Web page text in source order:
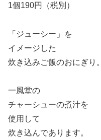
1個190円（税別）
「ジューシー」を
イメージした
炊き込みご飯のおにぎり。
一風堂の
チャーシューの煮汁を
使用して
炊き込んであります。